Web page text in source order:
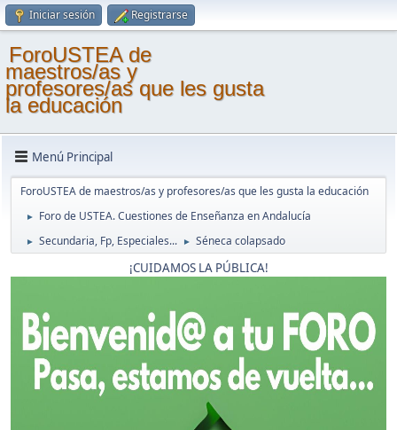
Iniciar sesión Registrarse
ForoUSTEA de
maestros/as y
profesores/as que les gusta
la educación
Menú Principal
ForoUSTEA de maestros/as y profesores/as que les gusta la educación
► Foro de USTEA. Cuestiones de Enseñanza en Andalucía
► Secundaria, Fp, Especiales... ► Séneca colapsado
¡CUIDAMOS LA PÚBLICA!